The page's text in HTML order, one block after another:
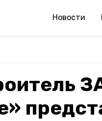
Новости